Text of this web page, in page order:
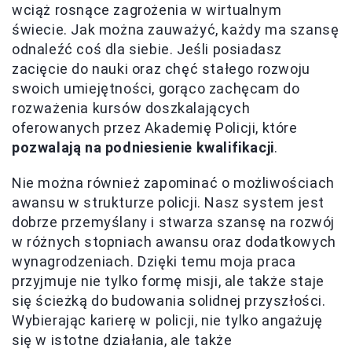
wciąż rosnące zagrożenia w wirtualnym
świecie. Jak można zauważyć, każdy ma szansę
odnaleźć coś dla siebie. Jeśli posiadasz
zacięcie do nauki oraz chęć stałego rozwoju
swoich umiejętności, gorąco zachęcam do
rozważenia kursów doszkalających
oferowanych przez Akademię Policji, które
pozwalają na podniesienie kwalifikacji.
Nie można również zapominać o możliwościach
awansu w strukturze policji. Nasz system jest
dobrze przemyślany i stwarza szansę na rozwój
w różnych stopniach awansu oraz dodatkowych
wynagrodzeniach. Dzięki temu moja praca
przyjmuje nie tylko formę misji, ale także staje
się ścieżką do budowania solidnej przyszłości.
Wybierając karierę w policji, nie tylko angażuję
się w istotne działania, ale także